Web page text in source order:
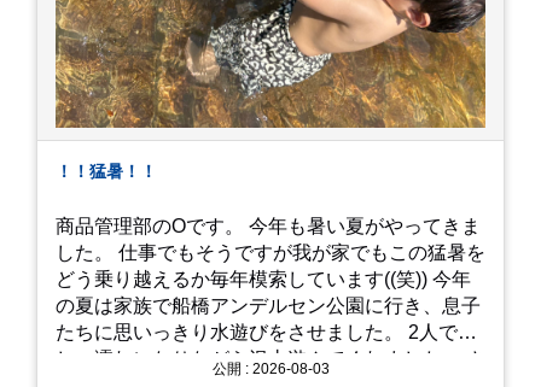
！！猛暑！！
商品管理部のOです。 今年も暑い夏がやってきま
した。 仕事でもそうですが我が家でもこの猛暑を
どう乗り越えるか毎年模索しています((笑)) 今年
の夏は家族で船橋アンデルセン公園に行き、息子
たちに思いっきり水遊びをさせました。 2人でび
しょ濡れになりながら沢山遊んでくれました。 さ
公開 : 2026-08-03